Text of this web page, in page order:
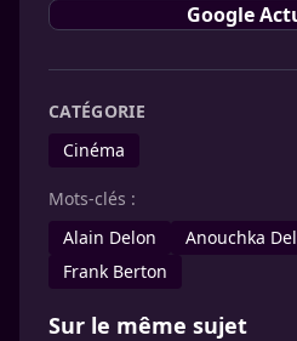
Google
CATÉGORIE
Cinéma
Mots-clés :
Alain Delon
Anouchka
Frank Berton
Sur le même sujet